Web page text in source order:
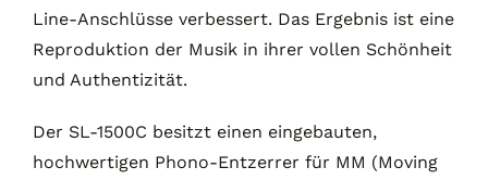
Line-Anschlüsse verbessert. Das Ergebnis ist eine
Reproduktion der Musik in ihrer vollen Schönheit
und Authentizität.
Der SL-1500C besitzt einen eingebauten,
hochwertigen Phono-Entzerrer für MM (Moving